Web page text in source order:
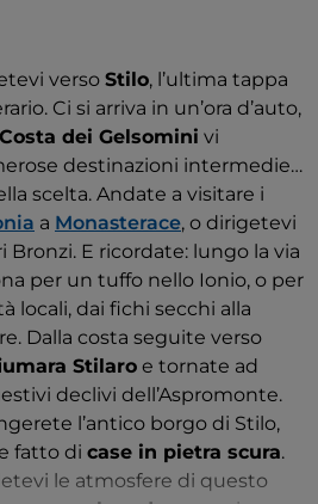
verso Stilo, l’ultima tappa
Ci si arriva in un’ora d’auto,
Costa dei Gelsomini vi
destinazioni intermedie…
scelta. Andate a visitare i
a Monasterace, o dirigetevi
Bronzi. E ricordate: lungo la via
per un tuffo nello Ionio, o per
locali, dai fichi secchi alla
Dalla costa seguite verso
Stilaro e tornate ad
declivi dell’Aspromonte.
l’antico borgo di Stilo,
fatto di case in pietra scura.
le atmosfere di questo